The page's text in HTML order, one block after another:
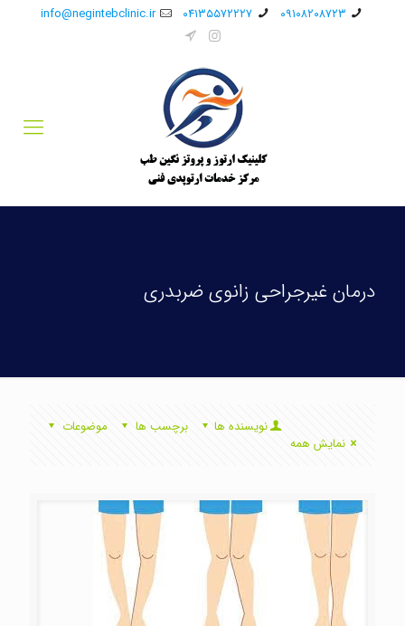
۰۹۱۰۸۲۰۸۷۲۳ ۰۴۱۳۵۵۷۲۲۲۷ info@negintebclinic.ir
درمان غیرجراحی زانوی ضربدری
موضوعات برچسب ها
نویسنده ها
نمایش همه